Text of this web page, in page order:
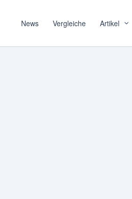
News Vergleiche Artikel